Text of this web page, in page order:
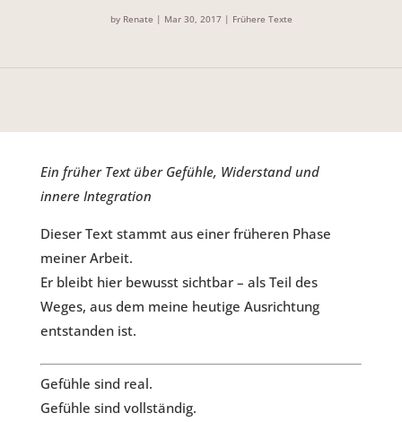
by Renate | Mar 30, 2017| Frühere Texte
Ein früher Text über Gefühle, Widerstand und
innere Integration
Dieser Text stammt aus einer früheren Phase
meiner Arbeit.
Er bleibt hier bewusst sichtbar – als Teil des
Weges, aus dem meine heutige Ausrichtung
entstanden ist.
Gefühle sind real.
Gefühle sind vollständig.